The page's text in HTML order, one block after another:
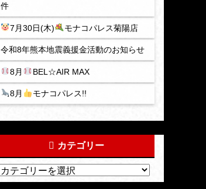
件
7月30日(木) モナコパレス菊陽店
令和8年熊本地震義援金活動のお知らせ
8月 BEL☆AIR MAX
8月 モナコパレス!!
カテゴリー